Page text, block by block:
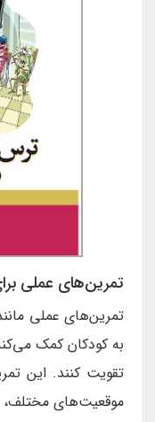
تمرین‌های عملی
تمرین‌های عملی
به کودکان کمک
تقویت کنند. این
موقعیت‌های مختلف،